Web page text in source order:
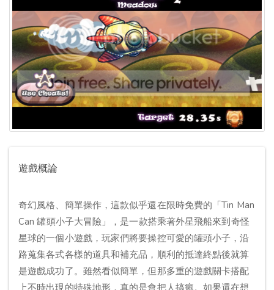
遊戲概論
奇幻風格、簡單操作，這款似乎還在限時免費的「Tin Man
Can 罐頭小子大冒險」，是一款搭乘著外星飛船來到奇怪
星球的一個小遊戲，玩家們將要操控可愛的罐頭小子，沿
路蒐集各式各樣的道具和補充品，順利的抵達終點後就算
是遊戲成功了。雖然看似簡單，但那多重的遊戲關卡搭配